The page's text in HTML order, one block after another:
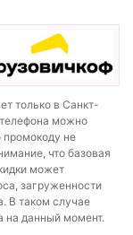
только в Санкт-
можно
промокоду не
что базовая
может
загруженности
В таком случае
на данный момент.